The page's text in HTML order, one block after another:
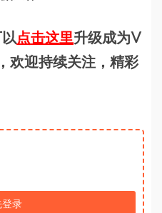
点击这里升级成为V
欢迎持续关注，精彩
登录